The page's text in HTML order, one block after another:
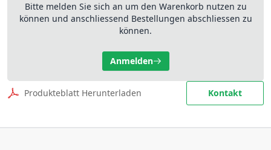
Bitte melden Sie sich an um den Warenkorb nutzen zu
können und anschliessend Bestellungen abschliessen zu
können.
Anmelden
Produkteblatt Herunterladen Kontakt